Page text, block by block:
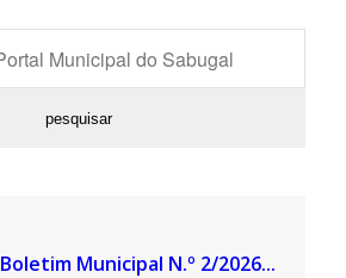
Boletim Municipal N.º 2/2026...